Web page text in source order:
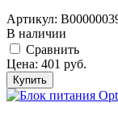
Артикул:
В наличии
Cравнить
Цена: 401 руб.
Купить